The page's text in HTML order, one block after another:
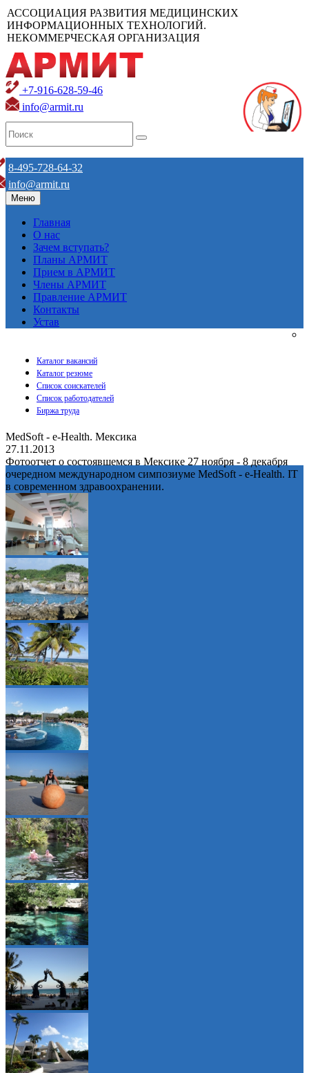
АССОЦИАЦИЯ РАЗВИТИЯ МЕДИЦИНСКИХ
ИНФОРМАЦИОННЫХ ТЕХНОЛОГИЙ.
НЕКОММЕРЧЕСКАЯ ОРГАНИЗАЦИЯ
+7-916-628-59-46
info@armit.ru
8-495-728-64-32
info@armit.ru
Меню
Главная
О нас
Зачем вступать?
Планы АРМИТ
Прием в АРМИТ
Члены АРМИТ
Правление АРМИТ
Контакты
Устав
Каталог вакансий
Каталог резюме
Список соискателей
Список работодателей
Биржа труда
MedSoft - e-Health. Мексика
27.11.2013
Фотоотчет о состоявшемся в Мексике 27 ноября - 8 декабря
очередном международном симпозиуме MedSoft - e-Health. IT
в современном здравоохранении.